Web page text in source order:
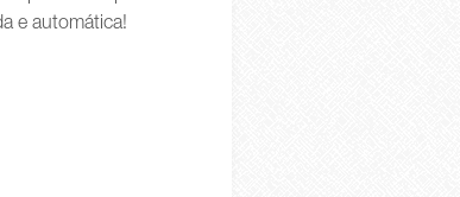
e automática!